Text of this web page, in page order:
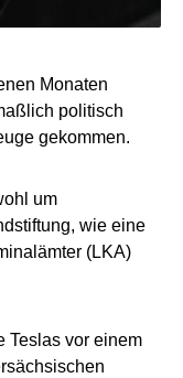
Monaten
politisch
gekommen.
um
wie eine
(LKA)
Teslas vor einem